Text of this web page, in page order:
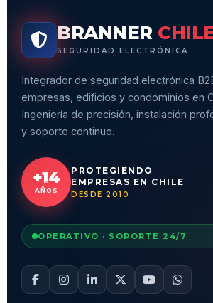
BRANNER
SEGURIDAD ELECTRÓNICA
Integrador de seguridad electrónica
empresas, edificios y condominios en
Ingeniería de precisión, instalación
y soporte continuo.
+14
AÑOS
PROTEGIENDO
EMPRESAS EN CHILE
DESDE 2010
OPERATIVO · SOPORTE 24/7